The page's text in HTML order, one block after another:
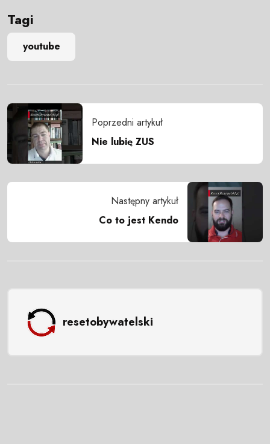
Tagi
youtube
Poprzedni artykuł
Nie lubię ZUS
Następny artykuł
Co to jest Kendo
resetobywatelski